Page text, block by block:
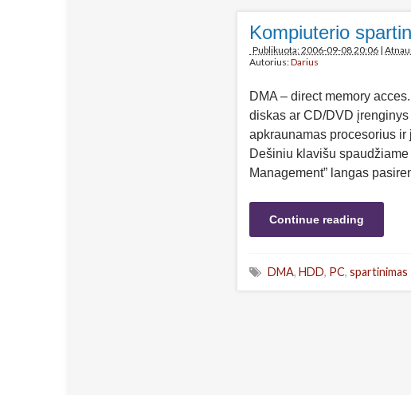
Kompiuterio
Publikuota: 2006-09-08 20:06 |
Autorius:Darius
DMA – direct memory
diskas ar CD/DVD
apkraunamas procesorius ir
Dešiniu klavišu spaudžiame
Management” langas
Continue reading
DMA, HDD, PC, spartinimas